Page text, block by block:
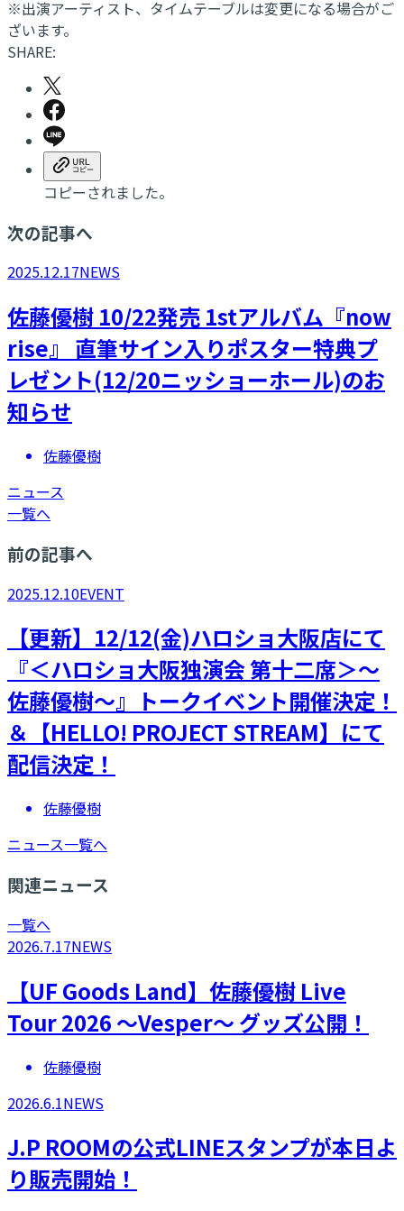
※出演アーティスト、タイムテーブルは変更になる場合がご
ざいます。
SHARE:
コピーされました。
次の記事へ
2025.12.17NEWS
​佐藤優樹 10/22発売 1stアルバム『now
rise』 直筆サイン入りポスター特典プ
レゼント(12/20ニッショーホール)のお
知らせ
佐藤優樹
ニュース
一覧へ
前の記事へ
2025.12.10EVENT
【更新】12/12(金)ハロショ大阪店にて
『＜ハロショ大阪独演会 第十二席＞～
佐藤優樹～』トークイベント開催決定！
＆【HELLO! PROJECT STREAM】にて
配信決定！
佐藤優樹
ニュース一覧へ
関連ニュース
一覧へ
2026.7.17NEWS
【UF Goods Land】佐藤優樹 Live
Tour 2026 ～Vesper～ グッズ公開！
佐藤優樹
2026.6.1NEWS
​​J.P ROOMの公式LINEスタンプが本日よ
り販売開始！